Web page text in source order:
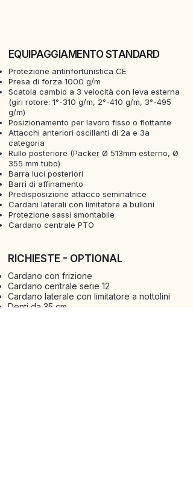
EQUIPAGGIAMENTO STANDARD
Protezione antinfortunistica CE
Presa di forza 1000 g/m
Scatola cambio a 3 velocità con leva esterna
(giri rotore: 1°-310 g/m, 2°-410 g/m, 3°-495
g/m)
Posizionamento per lavoro fisso o flottante
Attacchi anteriori oscillanti di 2a e 3a
categoria
Rullo posteriore (Packer Ø 513mm esterno, Ø
355 mm tubo)
Barra luci posteriori
Barri di affinamento
Predisposizione attacco seminatrice
Cardani laterali con limitatore a bulloni
Protezione sassi smontabile
Cardano centrale PTO
RICHIESTE - OPTIONAL
Cardano con frizione
Cardano centrale serie 12
Cardano laterale con limitatore a nottolini
Denti da 35 cm